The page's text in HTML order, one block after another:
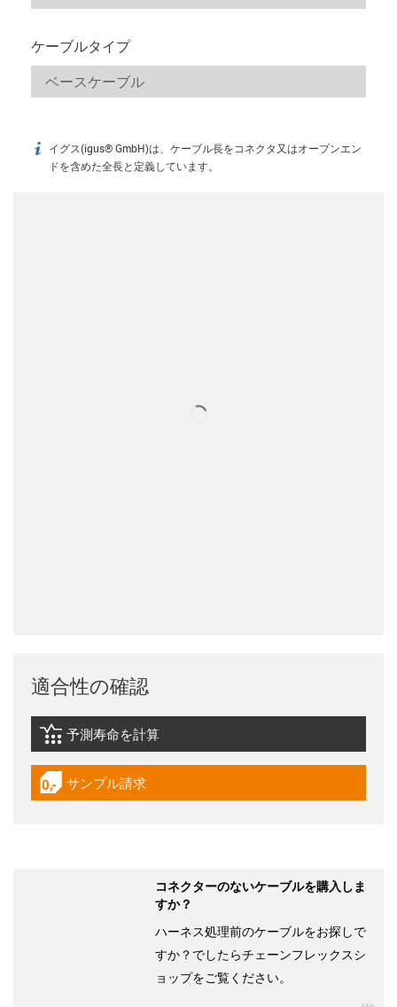
ケーブルタイプ
igus-icon-info
イグス(igus® GmbH)は、ケーブル長をコネクタ又はオープンエン
ドを含めた全長と定義しています。
適合性の確認
igus-icon-lebensdauerrechner
予測寿命を計算
igus-icon-gratismuster
サンプル請求
コネクターのないケーブルを購入しま
すか？
ハーネス処理前のケーブルをお探しで
すか？でしたらチェーンフレックスシ
ョップをご覧ください。